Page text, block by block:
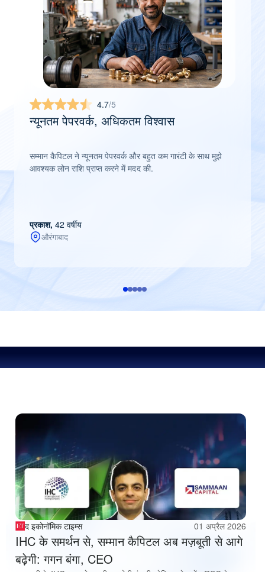
4.7/5
न्यूनतम पेपरवर्क, अधिकतम विश्वास
सम्मान कैपिटल ने न्यूनतम पेपरवर्क और बहुत कम गारंटी के साथ मुझे
आवश्यक लोन राशि प्राप्त करने में मदद की.
प्रकाश, 42 वर्षीय
औरंगाबाद
खबरें
द इकोनॉमिक टाइम्स 01 अप्रैल 2026
IHC के समर्थन से, सम्मान कैपिटल अब मज़बूती से आगे
बढ़ेगी: गगन बंगा, CEO